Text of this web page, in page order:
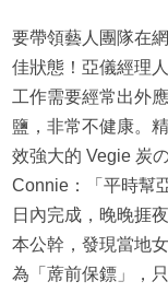
要帶領藝人團隊在
佳狀態！亞儀經理
工作需要經常出外
鹽，非常不健康。
效強大的 Vegie 炭
Connie：「平時幫
日內完成，晚晚捱
本公幹，發現當地
為「蓆前保鏢」，